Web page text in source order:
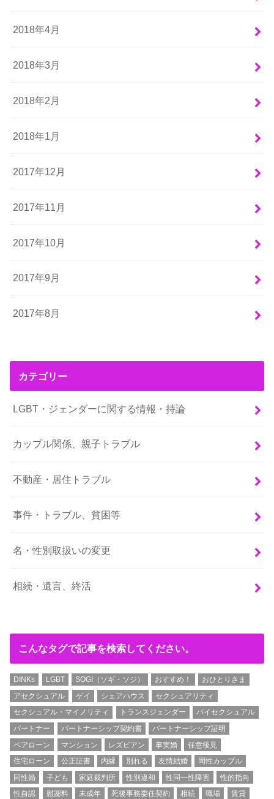
2018年4月
2018年3月
2018年2月
2018年1月
2017年12月
2017年11月
2017年10月
2017年9月
2017年8月
カテゴリー
LGBT・ジェンダーに関する情報・持論
カップル関係、親子トラブル
不動産・居住トラブル
事件・トラブル、貧困等
名・性別取扱いの変更
相続・遺言、終活
こんなタグで記事を検索してください。
DINKs LGBT SOGI（ソギ・ソジ） おすすめ！
おひとりさま
アセクシュアル
ゲイ シェアハウス
セクシュアリティ
セクシュアル・マイノリティ
トランスジェンダー
バイセクシュアル
パートナー
パートナーシップ契約書
パートナーシップ証明
ペアローン
マンション レズビアン 事実婚
任意後見
住宅ローン
公正証書 内縁 別れる 友情結婚
同性カップル
同性婚
子ども 家庭裁判所 性別違和 性同一性障害
性的指向
性自認
慰謝料 未成年 死後事務委任契約 相続 職場 賃貸